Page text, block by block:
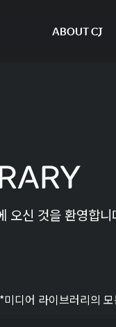
ABOUT CJ
오신 것을 환영합니
*미디어 라이브러리의